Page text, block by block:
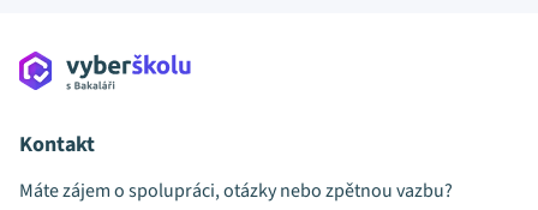
Kontakt
Máte zájem o spolupráci, otázky nebo zpětnou vazbu?